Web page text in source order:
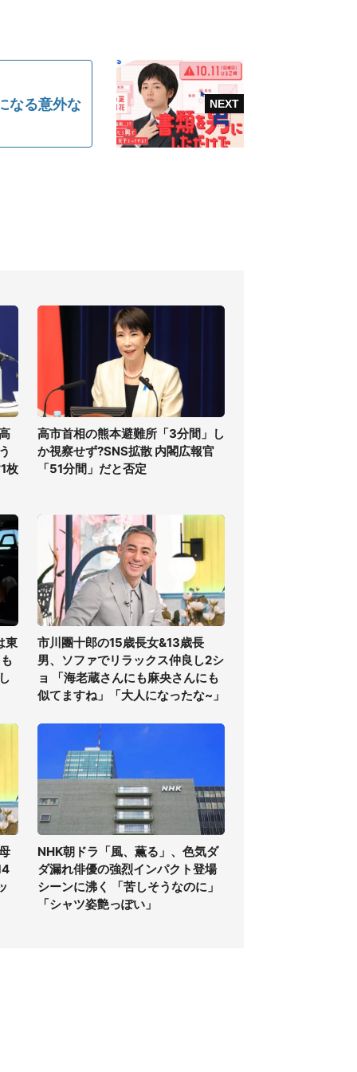
なる意外な
枚
高市首相の熊本避難所「3分間」し
か視察せず?SNS拡散 内閣広報官
「51分間」だと否定
東
市川團十郎の15歳長女&13歳長
男、ソファでリラックス仲良し2シ
ョ 「海老蔵さんにも麻央さんにも
似てますね」「大人になったな~」
NHK朝ドラ「風、薫る」、色気ダ
ダ漏れ俳優の強烈インパクト登場
シーンに沸く 「苦しそうなのに」
「シャツ姿艶っぽい」